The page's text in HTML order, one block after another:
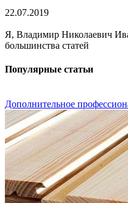
22.07.2019
Я, Владимир Николаевич
большинства статей
Популярные статьи
Дополнительное